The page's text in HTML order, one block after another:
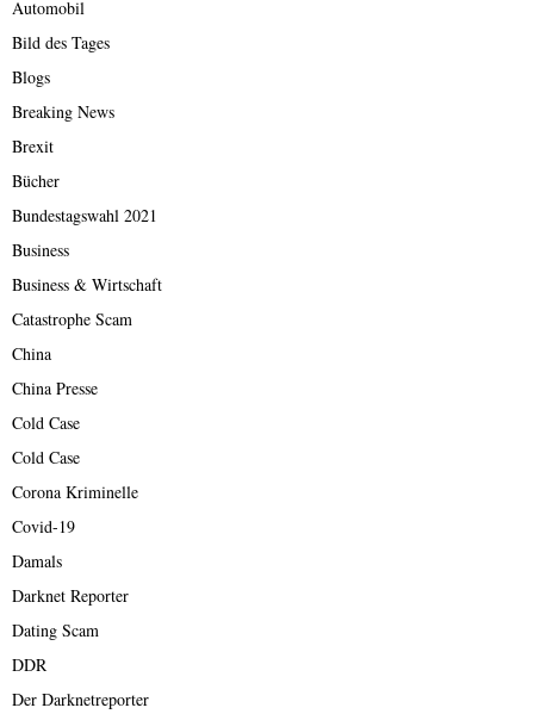
Automobil
Bild des Tages
Blogs
Breaking News
Brexit
Bücher
Bundestagswahl 2021
Business
Business & Wirtschaft
Catastrophe Scam
China
China Presse
Cold Case
Cold Case
Corona Kriminelle
Covid-19
Damals
Darknet Reporter
Dating Scam
DDR
Der Darknetreporter